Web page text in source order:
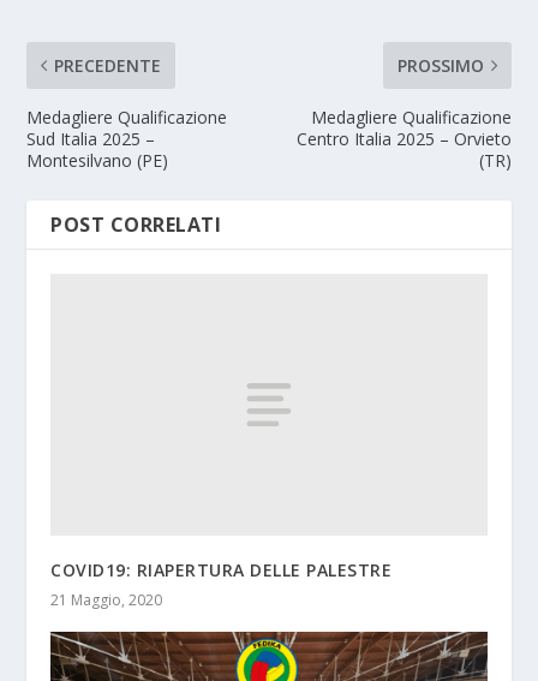
PRECEDENTE
Medagliere Qualificazione
Sud Italia 2025 –
Montesilvano (PE)
PROSSIMO
Medagliere Qualificazione
Centro Italia 2025 – Orvieto
(TR)
POST CORRELATI
COVID19: RIAPERTURA DELLE PALESTRE
21 Maggio, 2020